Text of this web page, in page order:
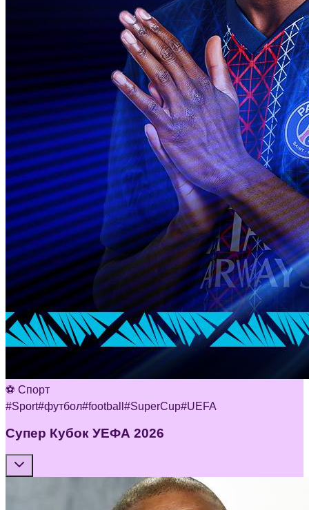
⚽ Спорт
#Sport#футбол#football #SuperCup#UEFA
Супер Кубок УЕФА 2026